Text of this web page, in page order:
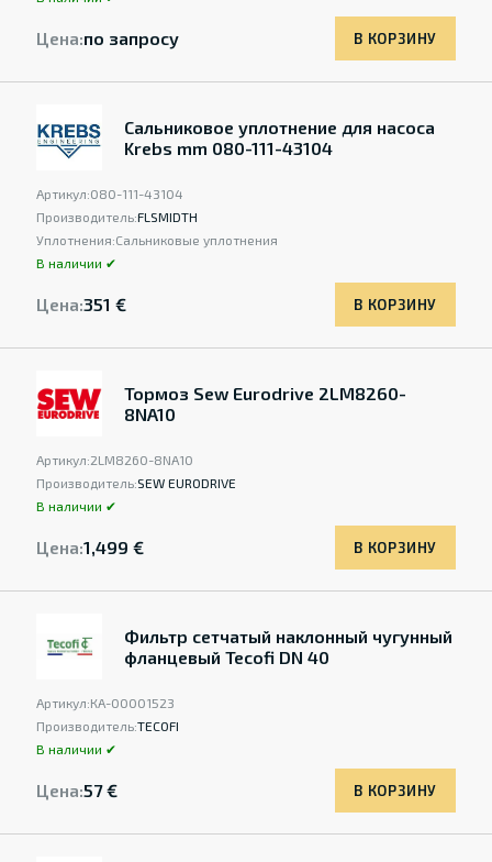
Цена:по запросу В КОРЗИНУ
Сальниковое уплотнение для насоса
Krebs mm 080-111-43104
Артикул:080-111-43104
Производитель:FLSMIDTH
Уплотнения:Сальниковые уплотнения
В наличии ✔
Цена:351 € В КОРЗИНУ
Тормоз Sew Eurodrive 2LM8260-
8NA10
Артикул:2LM8260-8NA10
Производитель:SEW EURODRIVE
В наличии ✔
Цена:1,499 € В КОРЗИНУ
Фильтр сетчатый наклонный чугунный
фланцевый Tecofi DN 40
Артикул:КА-00001523
Производитель:TECOFI
В наличии ✔
Цена:57 € В КОРЗИНУ